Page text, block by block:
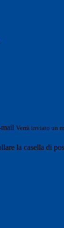
Verrà inviato un
la casella di